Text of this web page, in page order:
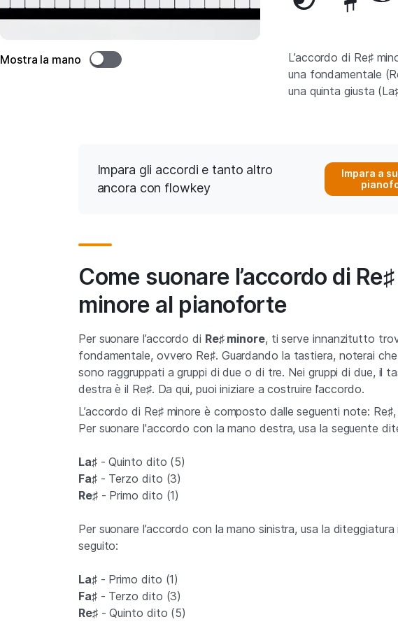
Mostra la mano
L’accordo di Re♯
una fondamentale
una quinta giusta
Impara gli accordi e tanto altro
ancora con flowkey
Impara a
Come suonare l’accordo di Re♯
minore al pianoforte
Per suonare l’accordo di Re♯ minore, ti serve innanzitutto
fondamentale, ovvero Re♯. Guardando la tastiera, noterai
sono raggruppati a gruppi di due o di tre. Nei gruppi di due, il
destra è il Re♯. Da qui, puoi iniziare a costruire l’accordo.
L’accordo di Re♯ minore è composto dalle seguenti note: Re♯,
Per suonare l'accordo con la mano destra, usa la seguente
La♯- Quinto dito (5)
Fa♯- Terzo dito (3)
Re♯- Primo dito (1)
Per suonare l’accordo con la mano sinistra, usa la
seguito:
La♯- Primo dito (1)
Fa♯- Terzo dito (3)
Re♯- Quinto dito (5)